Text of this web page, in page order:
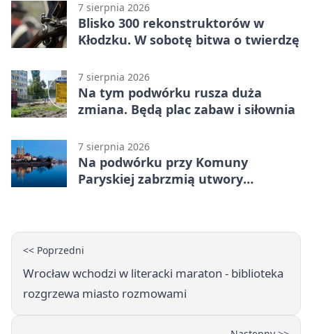
7 sierpnia 2026
Blisko 300 rekonstruktorów w
Kłodzku. W sobotę bitwa o twierdzę
7 sierpnia 2026
Na tym podwórku rusza duża
zmiana. Będą plac zabaw i siłownia
7 sierpnia 2026
Na podwórku przy Komuny
Paryskiej zabrzmią utwory
<< Poprzedni
Wrocław wchodzi w literacki maraton - biblioteka
rozgrzewa miasto rozmowami